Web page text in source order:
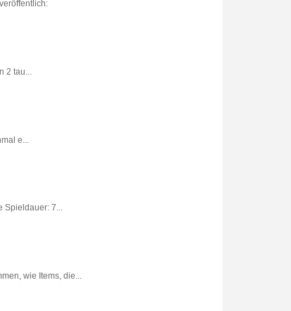
2 tau...
e...
Spieldauer: 7...
wie Items, die...